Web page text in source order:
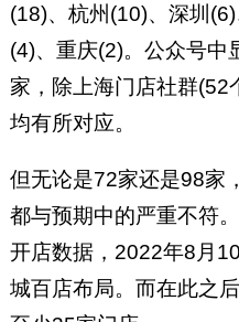
(18)、杭州(10)、深圳
(4)、重庆(2)。公众号中
家，除上海门店社群(52
均有所对应。
但无论是72家还是98家
都与预期中的严重不符
开店数据，2022年8月
城百店布局。而在此之